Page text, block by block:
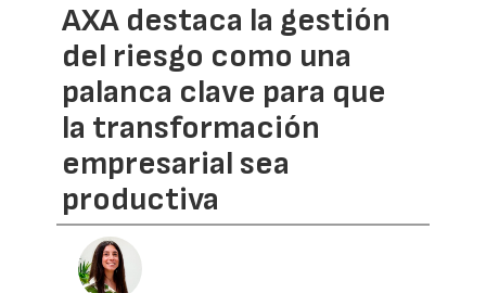
AXA destaca la gestión
del riesgo como una
palanca clave para que
la transformación
empresarial sea
productiva